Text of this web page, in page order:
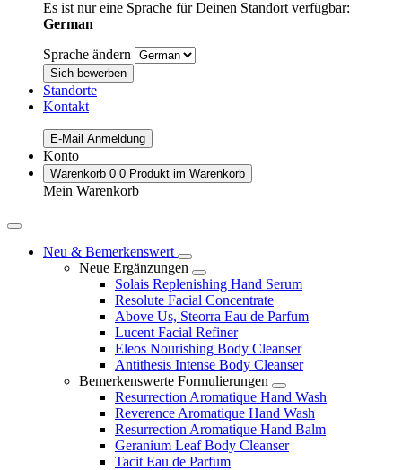
Es ist nur eine Sprache für Deinen Standort verfügbar:
German
Sprache ändern
Sich bewerben
Standorte
Kontakt
E-Mail Anmeldung
Konto
Warenkorb 0 0 Produkt im Warenkorb
Mein Warenkorb
Neu & Bemerkenswert
Neue Ergänzungen
Solais Replenishing Hand Serum
Resolute Facial Concentrate
Above Us, Steorra Eau de Parfum
Lucent Facial Refiner
Eleos Nourishing Body Cleanser
Antithesis Intense Body Cleanser
Bemerkenswerte Formulierungen
Resurrection Aromatique Hand Wash
Reverence Aromatique Hand Wash
Resurrection Aromatique Hand Balm
Geranium Leaf Body Cleanser
Tacit Eau de Parfum